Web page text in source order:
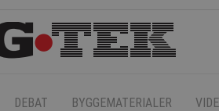
DEBAT BYGGEMATERIALER